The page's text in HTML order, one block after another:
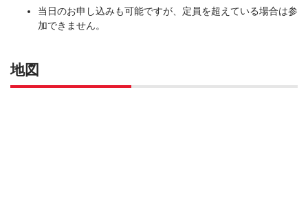
当日のお申し込みも可能ですが、定員を超えている場合は参
加できません。
地図